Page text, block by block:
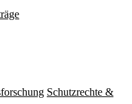
Schutzrechte &